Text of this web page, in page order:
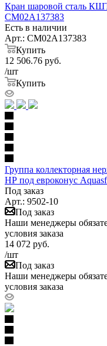
Кран шаровой сталь
CM02A137383
Есть в наличии
Арт.: CM02A137383
Купить
12 506.76 руб.
/шт
Купить
Группа коллекторная
НР под евроконус
Под заказ
Арт.: 9502-10
Под заказ
Наши менеджеры
условия заказа
14 072 руб.
/шт
Под заказ
Наши менеджеры
условия заказа